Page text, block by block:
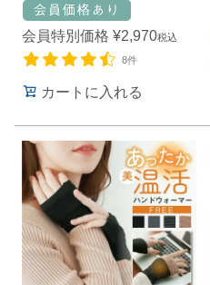
会員特別価格 ¥2,970税込
8件
カートに入れる